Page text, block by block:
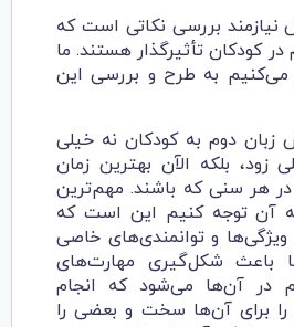
بررسی نکاتی است که
در کودکان تأثیرگذار هستند. ما
می‌کنیم به طرح و بررسی این
زبان دوم به کودکان نه خیلی
بلکه الآن بهترین زمان
هر سنی که باشند. مهم‌ترین
آن توجه کنیم این است که
و توانمندی‌های خاصی
باعث شکل‌گیری مهارت‌های
در آن‌ها می‌شود که انجام
را برای آن‌ها سخت و بعضی را